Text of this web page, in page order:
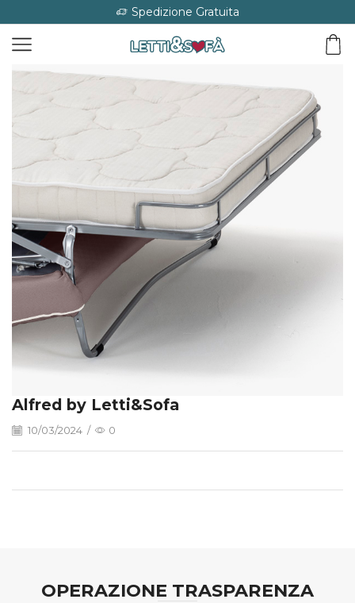
Spedizione Gratuita
Alfred by Letti&Sofa
10/03/2024 / 0
OPERAZIONE TRASPARENZA